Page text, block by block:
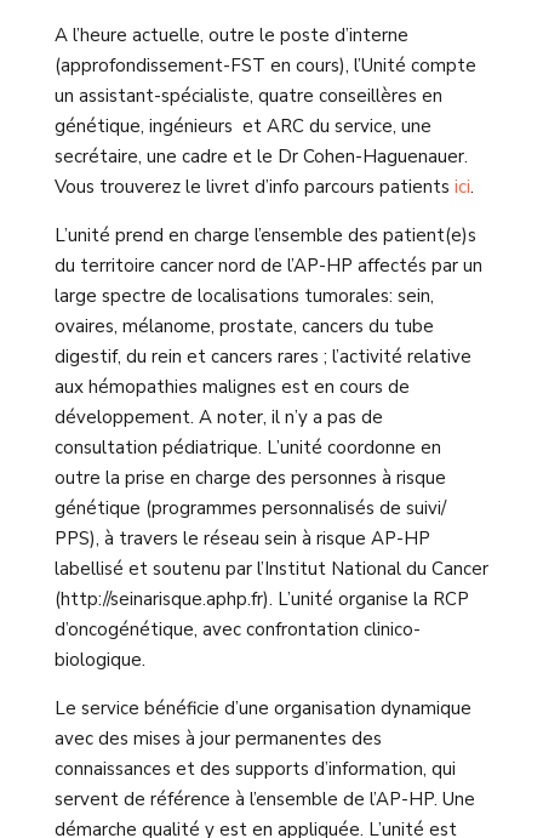
A l’heure actuelle, outre le poste d’interne
(approfondissement-FST en cours), l’Unité compte
un assistant-spécialiste, quatre conseillères en
génétique, ingénieurs et ARC du service, une
secrétaire, une cadre et le Dr Cohen-Haguenauer.
Vous trouverez le livret d’info parcours patients ici.
L’unité prend en charge l’ensemble des patient(e)s
du territoire cancer nord de l’AP-HP affectés par un
large spectre de localisations tumorales: sein,
ovaires, mélanome, prostate, cancers du tube
digestif, du rein et cancers rares ; l’activité relative
aux hémopathies malignes est en cours de
développement. A noter, il n’y a pas de
consultation pédiatrique. L’unité coordonne en
outre la prise en charge des personnes à risque
génétique (programmes personnalisés de suivi/
PPS), à travers le réseau sein à risque AP-HP
labellisé et soutenu par l’Institut National du Cancer
(http://seinarisque.aphp.fr). L’unité organise la RCP
d’oncogénétique, avec confrontation clinico-
biologique.
Le service bénéficie d’une organisation dynamique
avec des mises à jour permanentes des
connaissances et des supports d’information, qui
servent de référence à l’ensemble de l’AP-HP. Une
démarche qualité y est en appliquée. L’unité est